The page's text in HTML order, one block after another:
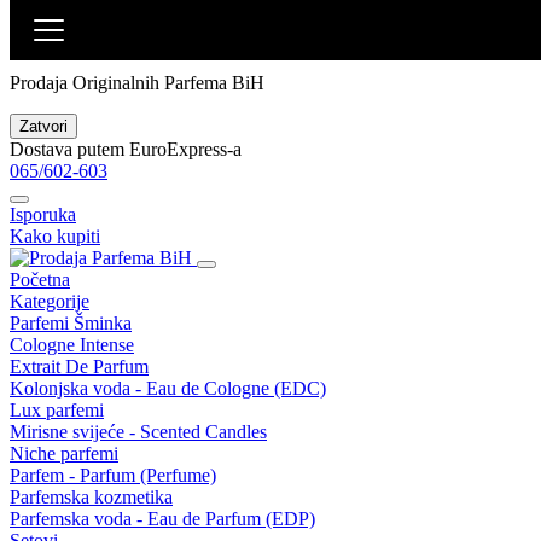
Wait List
Prodaja Originalnih Parfema BiH
Zatvori
Dostava putem EuroExpress-a
065/602-603
Isporuka
Kako kupiti
Početna
Kategorije
Parfemi Šminka
Cologne Intense
Extrait De Parfum
Kolonjska voda - Eau de Cologne (EDC)
Lux parfemi
Mirisne svijeće - Scented Candles
Niche parfemi
Parfem - Parfum (Perfume)
Parfemska kozmetika
Parfemska voda - Eau de Parfum (EDP)